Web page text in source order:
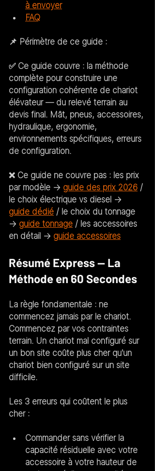
à envoyer
FAQ
📌 Périmètre de ce guide :
✅ Ce guide couvre : la méthode
complète pour construire une
configuration cohérente de chariot
élévateur — du relevé terrain au
devis final. Mât, pneus, accessoires,
hydraulique, ergonomie,
environnements spécifiques, erreurs
de configuration.
❌ Ce guide ne couvre pas : les prix
par modèle → guide des prix 2026 /
le choix électrique vs diesel →
guide dédié / le choix du tonnage
→ guide tonnage / les accessoires
en détail → guide accessoires
Résumé Express — La
Méthode en 60 Secondes
La règle fondamentale : ne
commencez jamais par le chariot.
Commencez par vos contraintes
terrain. Un chariot mal configuré sur
un bon site coûte plus cher qu'un
chariot bien configuré sur un site
difficile.
Les 3 erreurs qui coûtent le plus
cher :
Commander sans vérifier la
capacité résiduelle avec votre
accessoire à votre hauteur de